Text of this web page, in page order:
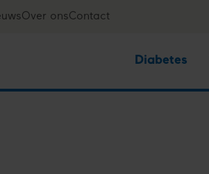
Over onsContact
Diabetes